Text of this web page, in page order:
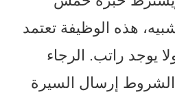
هذه الوظيفة تعتمد
يوجد راتب. الرجاء
إرسال السيرة